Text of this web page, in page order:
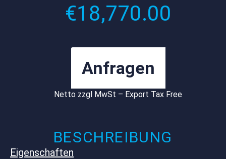
€18,770.00
Anfragen
Netto zzgl MwSt – Export Tax Free
BESCHREIBUNG
Eigenschaften